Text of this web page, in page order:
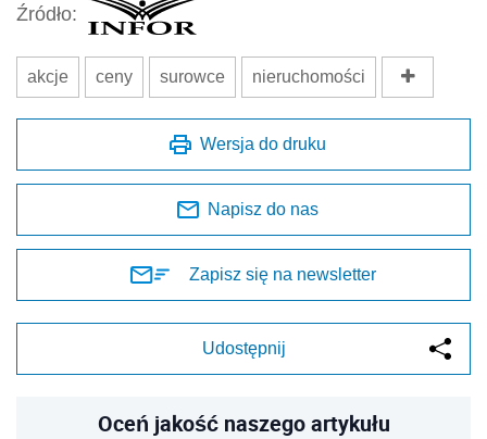
Źródło:
akcje ceny surowce nieruchomości
Wersja do druku
Napisz do nas
Zapisz się na newsletter
Udostępnij
Oceń jakość naszego artykułu